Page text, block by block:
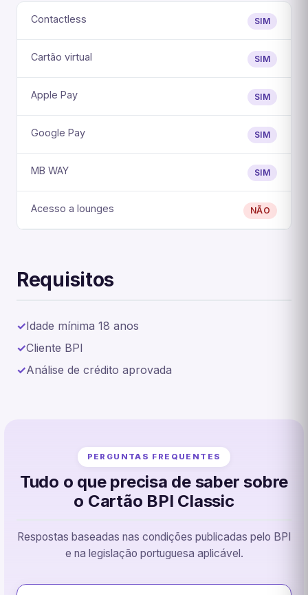
Contactless SIM
Cartão virtual SIM
Apple Pay SIM
Google Pay SIM
MB WAY SIM
Acesso a lounges NÃO
Requisitos
Idade mínima 18 anos
Cliente BPI
Análise de crédito aprovada
PERGUNTAS FREQUENTES
Tudo o que precisa de saber sobre
o Cartão BPI Classic
Respostas baseadas nas condições publicadas pelo BPI
e na legislação portuguesa aplicável.